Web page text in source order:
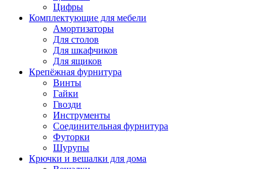
Цифры
Комплектующие для мебели
Амортизаторы
Для столов
Для шкафчиков
Для ящиков
Крепёжная фурнитура
Винты
Гайки
Гвозди
Инструменты
Соединительная фурнитура
Футорки
Шурупы
Крючки и вешалки для дома